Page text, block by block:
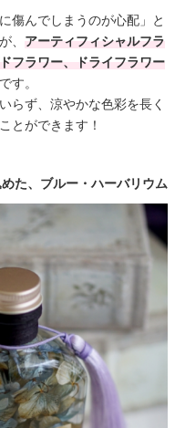
傷んでしまうのが心配」と
、 アーティフィシャルフラ
フラワー、ドライフラワー
です。
らず、涼やかな色彩を長く
とができます！
た、ブルー・ハーバリウム